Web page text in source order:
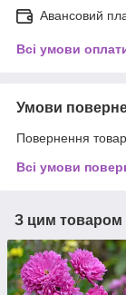
Авансовий
Всі умови
Умови
Повернення
Всі умови
З цим товаром